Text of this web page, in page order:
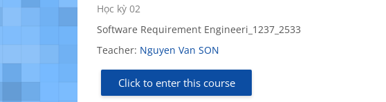
Course category
Học kỳ 02
Software Requirement Engineeri_1237_2533
Teacher: Nguyen Van SON
Click to enter this course